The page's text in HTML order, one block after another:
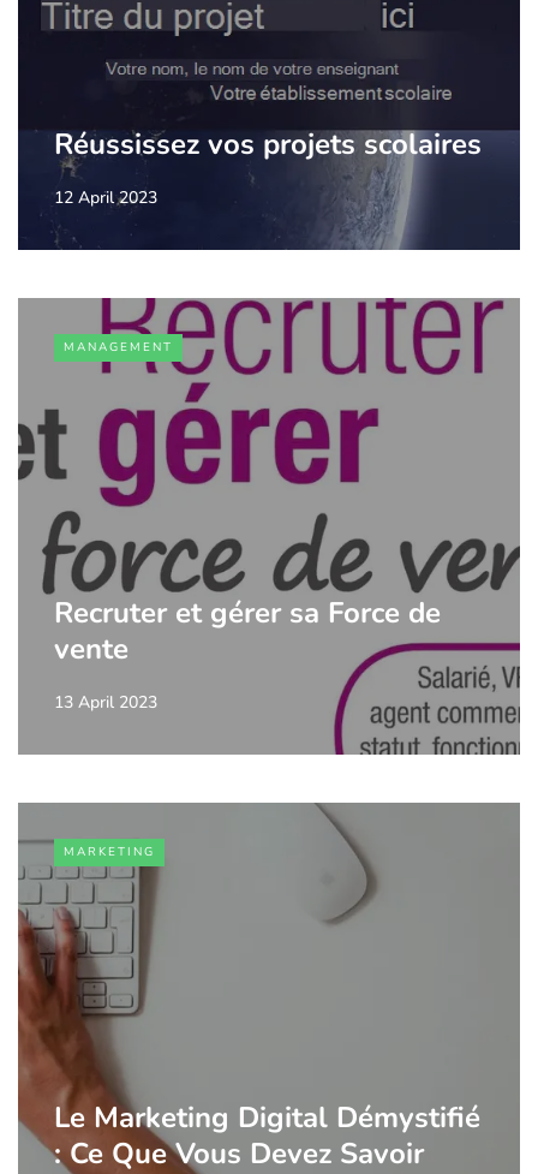
Réussissez vos projets scolaires
12 April 2023
MANAGEMENT
Recruter et gérer sa Force de
vente
13 April 2023
MARKETING
Le Marketing Digital Démystifié
: Ce Que Vous Devez Savoir